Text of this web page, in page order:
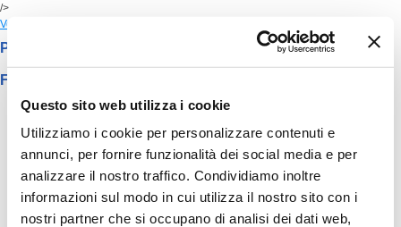
Questo sito web utilizza i cookie
Utilizziamo i cookie per personalizzare contenuti e
annunci, per fornire funzionalità dei social media e per
analizzare il nostro traffico. Condividiamo inoltre
informazioni sul modo in cui utilizza il nostro sito con i
nostri partner che si occupano di analisi dei dati web,
/>
Vedi sul CMS
Per tutti gli altri progetti dello stand visita il sito di Maker
Faire